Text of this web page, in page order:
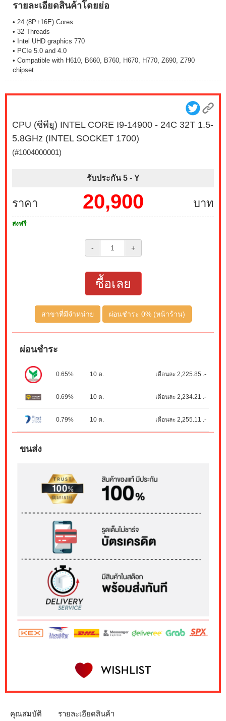
รายละเอียดสินค้าโดยย่อ
• 24 (8P+16E) Cores
• 32 Threads
• Intel UHD graphics 770
• PCIe 5.0 and 4.0
• Compatible with H610, B660, B760, H670, H770, Z690, Z790
chipset
CPU (ซีพียู) INTEL CORE I9-14900 - 24C 32T 1.5-
5.8GHz (INTEL SOCKET 1700)
(#1004000001)
รับประกัน 5 - Y
ราคา บาท
20,900
ส่งฟรี
- +
ซื้อเลย
สาขาที่มีจำหน่าย ผ่อนชำระ 0% (หน้าร้าน)
ผ่อนชำระ
0.65% 10 ด. เดือนละ 2,225.85 .-
0.69% 10 ด. เดือนละ 2,234.21 .-
0.79% 10 ด. เดือนละ 2,255.11 .-
ขนส่ง
คุณสมบัติ รายละเอียดสินค้า